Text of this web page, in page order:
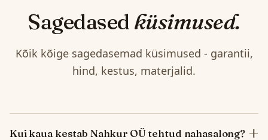
Sagedased küsimused.
Kõik kõige sagedasemad küsimused - garantii,
hind, kestus, materjalid.
Kui kaua kestab Nahkur OÜ tehtud nahasalong?